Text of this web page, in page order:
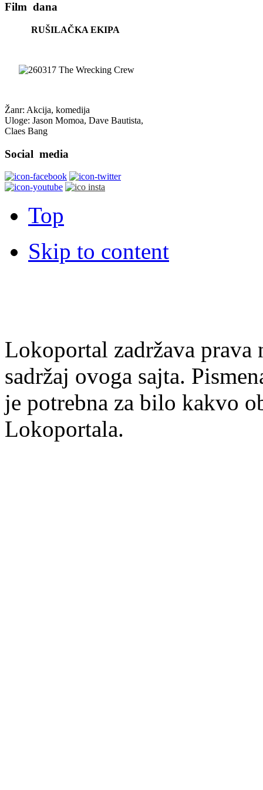
Film dana
RUŠILAČKA EKIPA
Žanr: Akcija, komedija
Uloge: Jason Momoa, Dave Bautista,
Claes Bang
Social media
Top
Skip to content
Lokoportal zadržava
sadržaj ovoga sajta.
je potrebna za bilo kakvo
Lokoportala.